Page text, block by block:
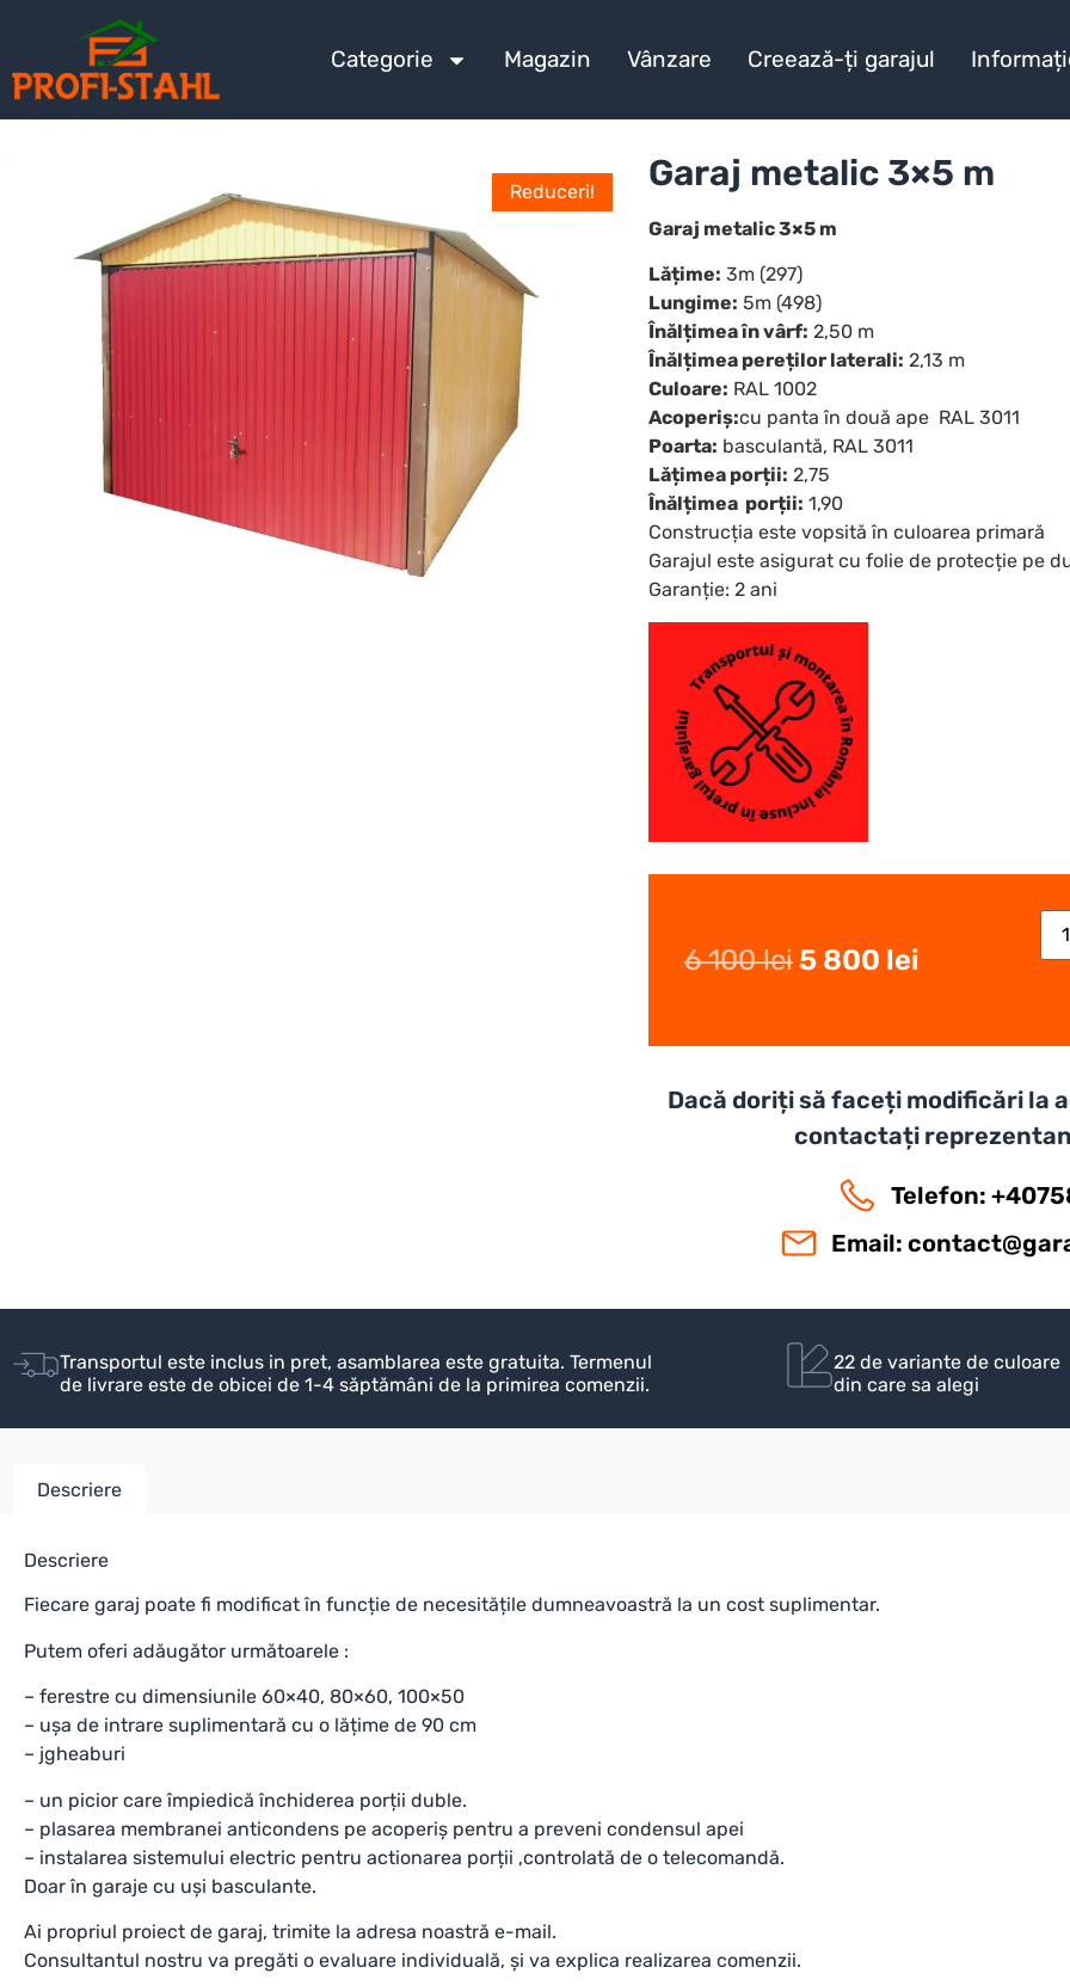
Categorie Magazin Vânzare Creează-ți garajul
Reduceri! Garaj metalic 3×5 m
Garaj metalic 3×5 m
Lățime: 3m (297)
Lungime: 5m (498)
Înălțimea în vârf: 2,50 m
Înălțimea pereților laterali: 2,13 m
Culoare: RAL 1002
Acoperiș:cu panta în două ape RAL 3011
Poarta: basculantă, RAL 3011
Lățimea porții: 2,75
Înălțimea porții: 1,90
Construcția este vopsită în culoarea primară
Garajul este asigurat cu folie de protecție pe
Garanție: 2 ani
6 100lei 5 800 lei
Dacă doriți să faceți modificări la
contactați
Telefon:
Email:
Transportul este inclus in pret, asamblarea este gratuita. Termenul
de livrare este de obicei de 1-4 săptămâni de la primirea comenzii.
22 de variante de culoare
din care sa alegi
Descriere
Descriere
Fiecare garaj poate fi modificat în funcție de necesitățile dumneavoastră la un cost suplimentar.
Putem oferi adăugător următoarele :
– ferestre cu dimensiunile 60×40, 80×60, 100×50
– ușa de intrare suplimentară cu o lățime de 90 cm
– jgheaburi
– un picior care împiedică închiderea porții duble.
– plasarea membranei anticondens pe acoperiș pentru a preveni condensul apei
– instalarea sistemului electric pentru actionarea porții ,controlată de o telecomandă.
Doar în garaje cu uși basculante.
Ai propriul proiect de garaj, trimite la adresa noastră e-mail.
Consultantul nostru va pregăti o evaluare individuală, și va explica realizarea comenzii.